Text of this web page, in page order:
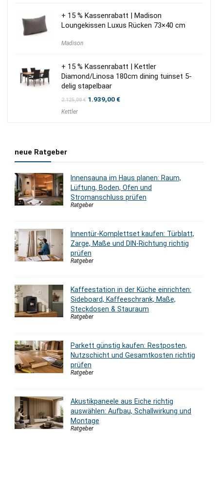
+ 15 % Kassenrabatt | Madison
Loungekissen Luxus Rücken 73×40 cm
Madison
+ 15 % Kassenrabatt | Kettler
Diamond/Linosa 180cm dining tuinset 5-
delig stapelbaar
2.125,00€ Ursprünglicher
1.939,00€Aktueller
Kettler
neue Ratgeber
Innensauna im Haus planen: Raum,
Lüftung, Boden, Ofen und
Stromanschluss prüfen
Ratgeber
Innentür-Komplettset kaufen: Türblatt,
Zarge, Maße und DIN-Richtung richtig
prüfen
Ratgeber
Kaffeestation in der Küche einrichten:
Sideboard, Kaffeeschrank, Maße,
Steckdosen & Stauraum
Ratgeber
Parkett günstig kaufen: Restposten,
Nutzschicht und Gesamtkosten richtig
prüfen
Ratgeber
Akustikpaneele aus Eiche richtig
auswählen: Aufbau, Schallwirkung und
Montage
Ratgeber